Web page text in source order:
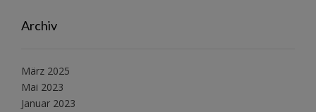
Archiv
März 2025
Mai 2023
Januar 2023